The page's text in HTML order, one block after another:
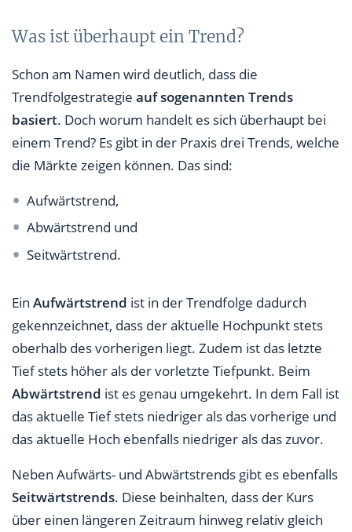
Was ist überhaupt ein Trend?
Schon am Namen wird deutlich, dass die
Trendfolgestrategie auf sogenannten Trends
basiert. Doch worum handelt es sich überhaupt bei
einem Trend? Es gibt in der Praxis drei Trends, welche
die Märkte zeigen können. Das sind:
Aufwärtstrend,
Abwärtstrend und
Seitwärtstrend.
Ein Aufwärtstrend ist in der Trendfolge dadurch
gekennzeichnet, dass der aktuelle Hochpunkt stets
oberhalb des vorherigen liegt. Zudem ist das letzte
Tief stets höher als der vorletzte Tiefpunkt. Beim
Abwärtstrend ist es genau umgekehrt. In dem Fall ist
das aktuelle Tief stets niedriger als das vorherige und
das aktuelle Hoch ebenfalls niedriger als das zuvor.
Neben Aufwärts- und Abwärtstrends gibt es ebenfalls
Seitwärtstrends. Diese beinhalten, dass der Kurs
über einen längeren Zeitraum hinweg relativ gleich